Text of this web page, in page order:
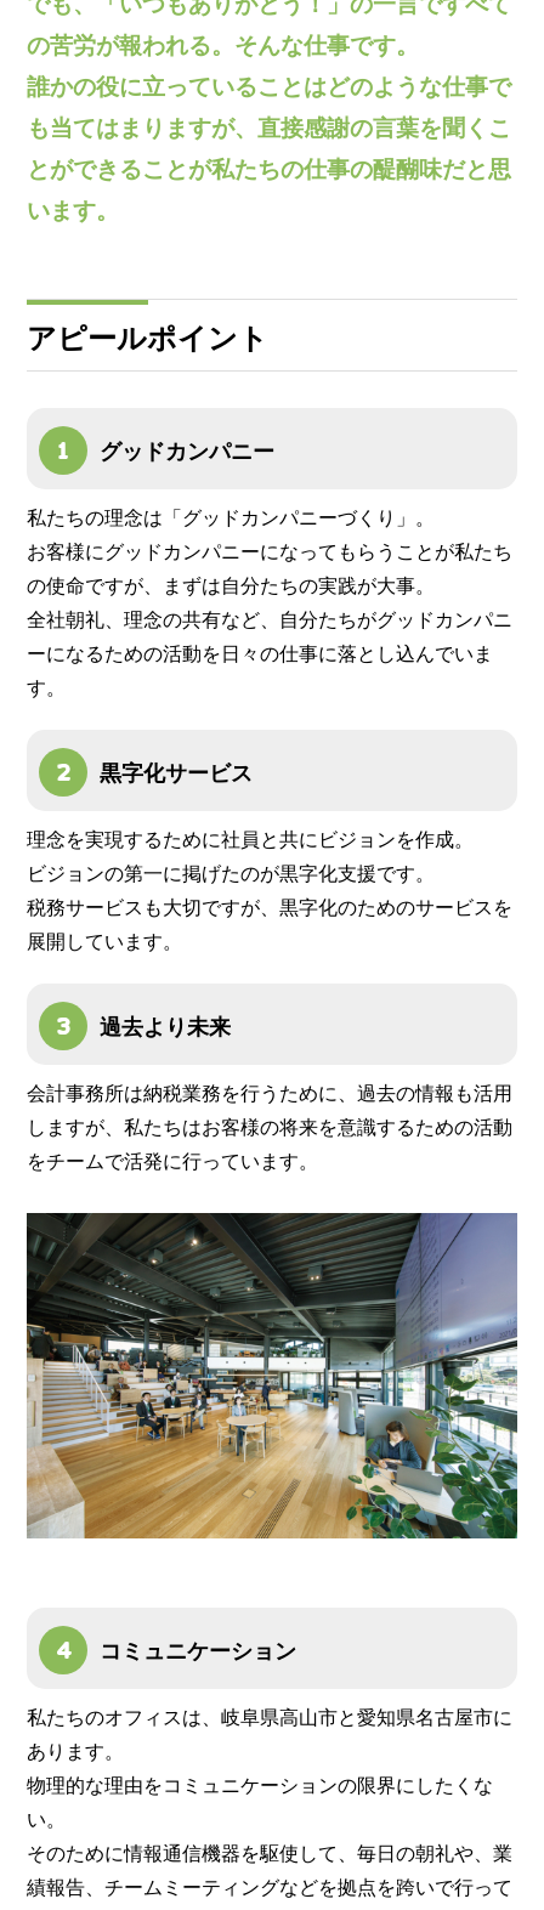
の苦労が報われる。そんな仕事です。
誰かの役に立っていることはどのような仕事で
も当てはまりますが、直接感謝の言葉を聞くこ
とができることが私たちの仕事の醍醐味だと思
います。
アピールポイント
グッドカンパニー
私たちの理念は「グッドカンパニーづくり」。
お客様にグッドカンパニーになってもらうことが私たち
の使命ですが、まずは自分たちの実践が大事。
全社朝礼、理念の共有など、自分たちがグッドカンパニ
ーになるための活動を日々の仕事に落とし込んでいま
す。
黒字化サービス
理念を実現するために社員と共にビジョンを作成。
ビジョンの第一に掲げたのが黒字化支援です。
税務サービスも大切ですが、黒字化のためのサービスを
展開しています。
過去より未来
会計事務所は納税業務を行うために、過去の情報も活用
しますが、私たちはお客様の将来を意識するための活動
をチームで活発に行っています。
コミュニケーション
私たちのオフィスは、岐阜県高山市と愛知県名古屋市に
あります。
物理的な理由をコミュニケーションの限界にしたくな
い。
そのために情報通信機器を駆使して、毎日の朝礼や、業
績報告、チームミーティングなどを拠点を跨いで行って